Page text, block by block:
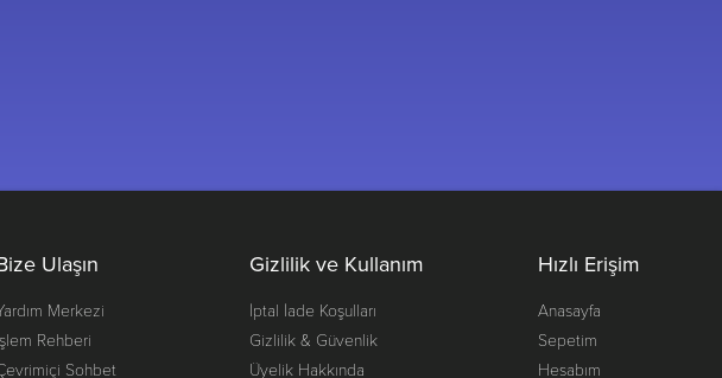
Ulaşın
Merkezi
Rehberi
Sohbet
Gizlilik ve Kullanım
İptal İade Koşulları
Gizlilik & Güvenlik
Üyelik Hakkında
Hızlı Erişim
Anasayfa
Sepetim
Hesabım